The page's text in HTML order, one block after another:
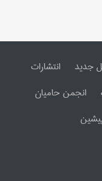
جدید
انتشارات
انجمن حامیان